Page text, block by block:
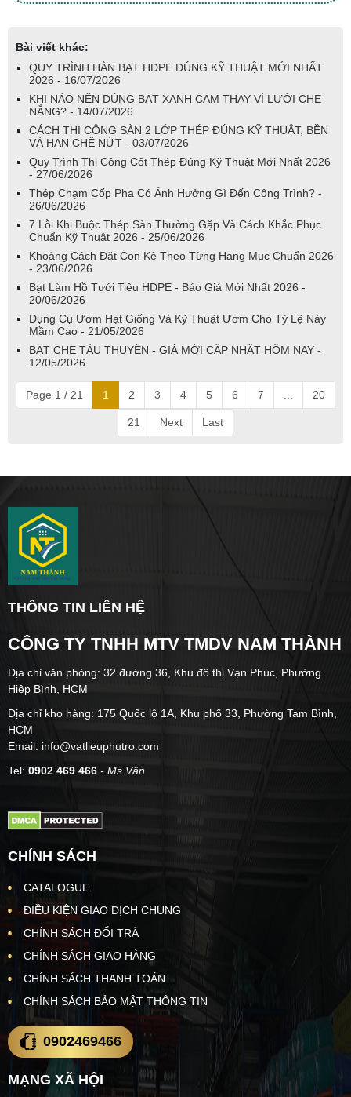
Bài viết khác:
QUY TRÌNH HÀN BẠT HDPE ĐÚNG KỸ THUẬT MỚI NHẤT
2026 - 16/07/2026
KHI NÀO NÊN DÙNG BẠT XANH CAM THAY VÌ LƯỚI CHE
NẮNG? - 14/07/2026
CÁCH THI CÔNG SÀN 2 LỚP THÉP ĐÚNG KỸ THUẬT, BỀN
VÀ HẠN CHẾ NỨT - 03/07/2026
Quy Trình Thi Công Cốt Thép Đúng Kỹ Thuật Mới Nhất 2026
- 27/06/2026
Thép Chạm Cốp Pha Có Ảnh Hưởng Gì Đến Công Trình? -
26/06/2026
7 Lỗi Khi Buộc Thép Sàn Thường Gặp Và Cách Khắc Phục
Chuẩn Kỹ Thuật 2026 - 25/06/2026
Khoảng Cách Đặt Con Kê Theo Từng Hạng Mục Chuẩn 2026
- 23/06/2026
Bạt Làm Hồ Tưới Tiêu HDPE - Báo Giá Mới Nhất 2026 -
20/06/2026
Dụng Cụ Ươm Hạt Giống Và Kỹ Thuật Ươm Cho Tỷ Lệ Nảy
Mầm Cao - 21/05/2026
BẠT CHE TÀU THUYỀN - GIÁ MỚI CẬP NHẬT HÔM NAY -
12/05/2026
Page 1 / 21 1 2 3 4 5 6 7 20
21 Next Last
THÔNG TIN LIÊN HỆ
CÔNG TY TNHH MTV TMDV NAM THÀNH
Địa chỉ văn phòng: 32 đường 36, Khu đô thị Vạn Phúc, Phường
Hiệp Bình, HCM
Địa chỉ kho hàng: 175 Quốc lộ 1A, Khu phố 33, Phường Tam Bình,
HCM
Email: info@vatlieuphutro.com
Tel: 0902 469 466 - Ms.Vân
CHÍNH SÁCH
CATALOGUE
ĐIỀU KIỆN GIAO DỊCH CHUNG
CHÍNH SÁCH ĐỔI TRẢ
CHÍNH SÁCH GIAO HÀNG
CHÍNH SÁCH THANH TOÁN
CHÍNH SÁCH BẢO MẬT THÔNG TIN
0902469466
MẠNG XÃ HỘI